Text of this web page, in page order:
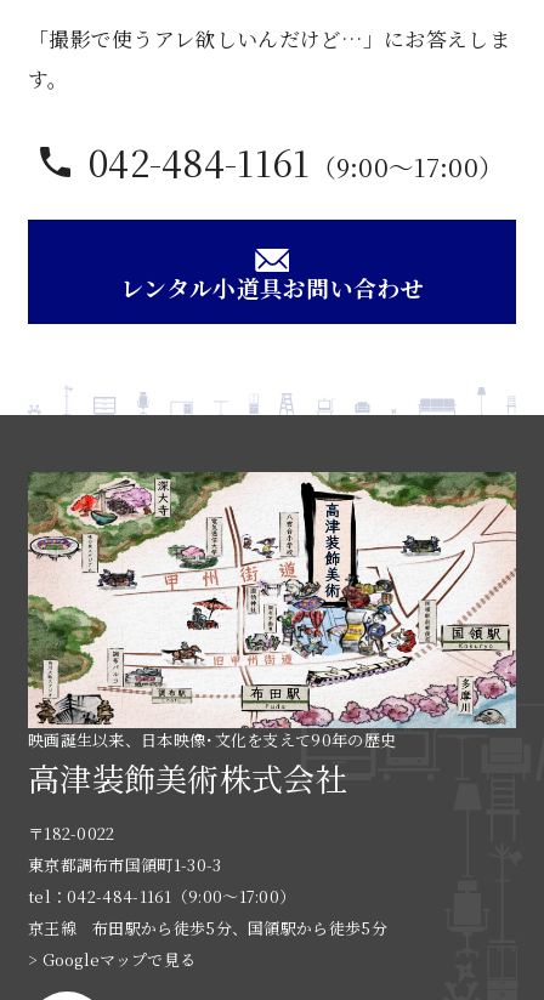
「撮影で使うアレ欲しいんだけど…」にお答えしま
す。
042-484-1161 （9:00〜17:00）
レンタル小道具お問い合わせ
映画誕生以来、日本映像･文化を支えて90年の歴史
高津装飾美術株式会社
〒182-0022
東京都調布市国領町1-30-3
tel：042-484-1161（9:00〜17:00）
京王線 布田駅から徒歩5分、国領駅から徒歩5分
> Googleマップで見る